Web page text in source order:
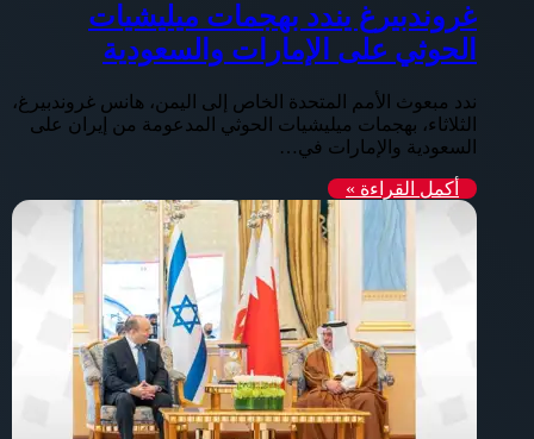
غروندبيرغ يندد بهجمات ميليشيات
الحوثي على الإمارات والسعودية
ندد مبعوث الأمم المتحدة الخاص إلى اليمن، هانس غروندبيرغ،
الثلاثاء، بهجمات ميليشيات الحوثي المدعومة من إيران على
السعودية والإمارات في…
أكمل القراءة »